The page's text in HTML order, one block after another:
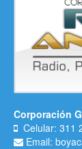
Corporación
Celular: 311
Email: